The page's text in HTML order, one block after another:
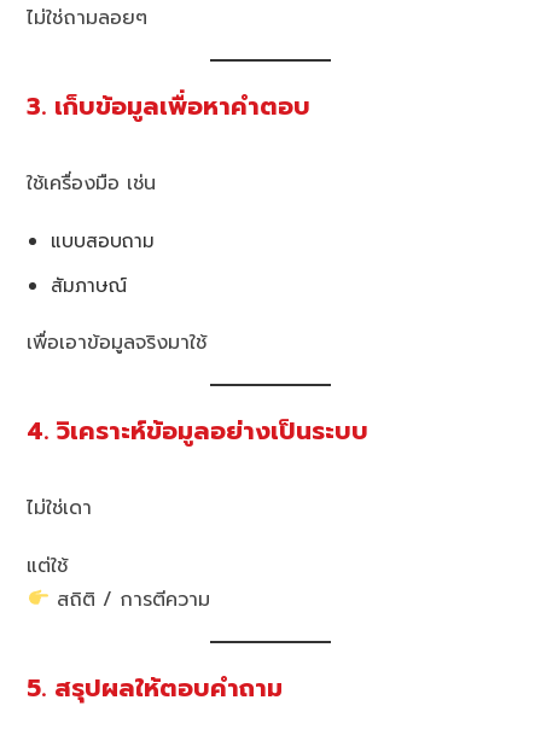
ไม่ใช่ถามลอยๆ
3. เก็บข้อมูลเพื่อหาคำตอบ
ใช้เครื่องมือ เช่น
แบบสอบถาม
สัมภาษณ์
เพื่อเอาข้อมูลจริงมาใช้
4. วิเคราะห์ข้อมูลอย่างเป็นระบบ
ไม่ใช่เดา
แต่ใช้
สถิติ / การตีความ
5. สรุปผลให้ตอบคำถาม